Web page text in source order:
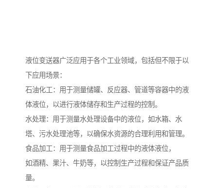
液位变送器广泛应用于各个工业领域，包括但不限于以
下应用场景：
石油化工：用于测量储罐、反应器、管道等容器中的液
体液位，以进行液体储存和生产过程的控制。
水处理：用于测量水处理设备中的液位，如水箱、水
塔、污水处理池等，以确保水资源的合理利用和管理。
食品加工：用于测量食品加工过程中的液体液位，
如酒精、果汁、牛奶等，以控制生产过程和保证产品质
量。